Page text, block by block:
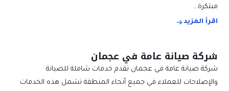
مبتكرة…
اقرأ المزيد
شركة صيانة عامة في عجمان
شركة صيانة عامة في عجمان تقدم خدمات شاملة للصيانة
والإصلاحات للعملاء في جميع أنحاء المنطقة تشمل هذه الخدمات